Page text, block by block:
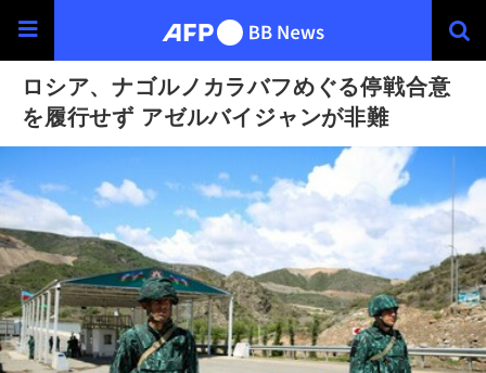
ロシア、ナゴルノカラバフめぐる停戦合意
を履行せず アゼルバイジャンが非難